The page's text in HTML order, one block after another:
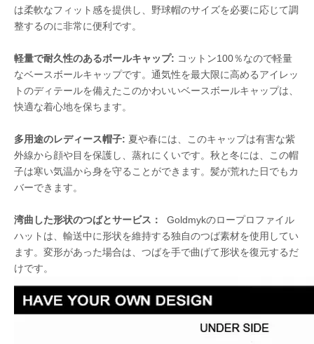
は柔軟なフィット感を提供し、野球帽のサイズを必要に応じて調
整するのに非常に便利です。
軽量で耐久性のあるボールキャップ: コットン100％なので軽量
なベースボールキャップです。通気性を最大限に高めるアイレッ
トのディテールを備えたこのかわいいベースボールキャップは、
快適な着心地を保ちます。
多用途のレディース帽子: 夏や春には、このキャップは有害な紫
外線から顔や目を保護し、蒸れにくいです。秋と冬には、この帽
子は寒い気温から身を守ることができます。髪が荒れた日でもカ
バーできます。
湾曲した形状のつばとサービス：
Goldmykのロープロファイル
ハットは、輸送中に形状を維持する独自のつば素材を使用してい
ます。変形があった場合は、つばを手で曲げて形状を復元するだ
けです。